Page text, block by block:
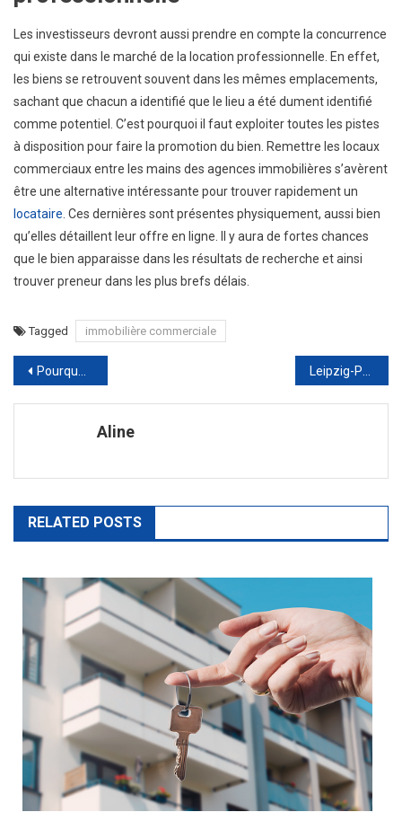
Les investisseurs devront aussi prendre en compte la concurrence
qui existe dans le marché de la location professionnelle. En effet,
les biens se retrouvent souvent dans les mêmes emplacements,
sachant que chacun a identifié que le lieu a été dument identifié
comme potentiel. C’est pourquoi il faut exploiter toutes les pistes
à disposition pour faire la promotion du bien. Remettre les locaux
commerciaux entre les mains des agences immobilières s’avèrent
être une alternative intéressante pour trouver rapidement un
locataire . Ces dernières sont présentes physiquement, aussi bien
qu’elles détaillent leur offre en ligne. Il y aura de fortes chances
que le bien apparaisse dans les résultats de recherche et ainsi
trouver preneur dans les plus brefs délais.
Tagged immobilière commerciale
Navigation
de
l’article
Pourquoi contacter un call center ? Et comment le choisir ?
Aline
RELATED POSTS